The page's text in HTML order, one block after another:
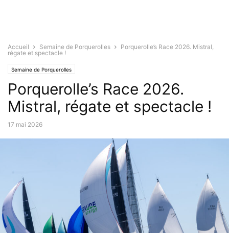
Accueil Semaine de Porquerolles
Porquerolle’s Race 2026. Mistral,
régate et spectacle !
Semaine de Porquerolles
Porquerolle’s Race 2026.
Mistral, régate et spectacle !
17 mai 2026